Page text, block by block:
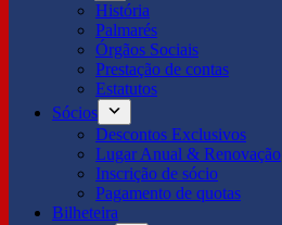
História
Palmarés
Órgãos Sociais
Prestação de contas
Estatutos
Sócios
Descontos Exclusivos
Lugar Anual & Renovação
Inscrição de sócio
Pagamento de quotas
Bilheteira